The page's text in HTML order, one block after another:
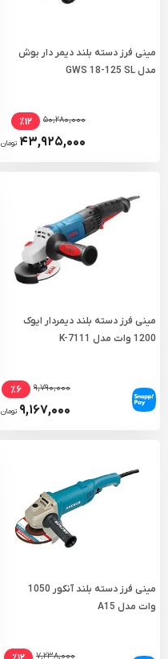
مینی فرز دسته بلند دیمر دار بوش
مدل GWS 18-125 SL
۵۰,۲۸۰,۰۰۰ ٪۱۲
۴۳,۹۲۵,۰۰۰ تومان
مینی فرز دسته بلند دیمردار ایوک
1200 وات مدل K-7111
۹,۷۹۰,۰۰۰ ٪۶
۹,۱۶۷,۰۰۰ تومان
مینی فرز دسته بلند آنکور 1050
وات مدل A15
۷,۲۳۸,۰۰۰